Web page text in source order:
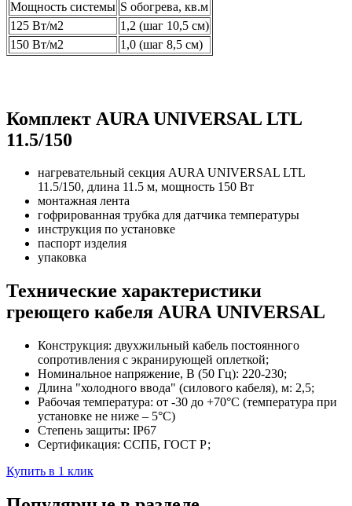
Мощность системы S обогрева, кв.м
125 Вт/м2
1,2 (шаг 10,5 см)
150 Вт/м2
1,0 (шаг 8,5 см)
Комплект AURA UNIVERSAL LTL
11.5/150
нагревательный секция AURA UNIVERSAL LTL
11.5/150, длина 11.5 м, мощность 150 Вт
монтажная лента
гофрированная трубка для датчика температуры
инструкция по установке
паспорт изделия
упаковка
Технические характеристики
греющего кабеля AURA UNIVERSAL
Конструкция: двухжильный кабель постоянного
сопротивления с экранирующей оплеткой;
Номинальное напряжение, В (50 Гц): 220-230;
Длина "холодного ввода" (силового кабеля), м: 2,5;
Рабочая температура: от -30 до +70°C (температура при
установке не ниже – 5°C)
Степень защиты: IP67
Сертификация: ССПБ, ГОСТ Р;
Купить в 1 клик